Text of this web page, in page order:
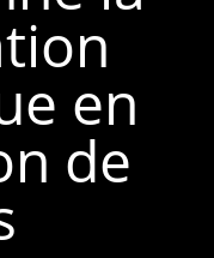
en
de